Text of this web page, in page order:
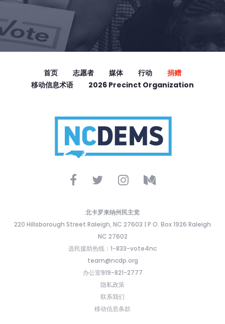
首页 志愿者 媒体 行动
捐赠
移动信息术语
2026 Precinct Organization
北卡罗来纳州民主党
220 Hillsborough Street Raleigh, NC 27603 | P.O. Box 1926 Raleigh
NC 27602
选民援助热线：1-833-vote4nc
team@ncdp.org
办公室919-821-2777
隐私政策
联系我们
移动信息条款